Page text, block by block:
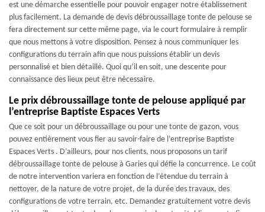
est une démarche essentielle pour pouvoir engager notre établissement
plus facilement. La demande de devis débroussaillage tonte de pelouse se
fera directement sur cette même page, via le court formulaire à remplir
que nous mettons à votre disposition. Pensez à nous communiquer les
configurations du terrain afin que nous puissions établir un devis
personnalisé et bien détaillé. Quoi qu’il en soit, une descente pour
connaissance des lieux peut être nécessaire.
Le prix débroussaillage tonte de pelouse appliqué par
l’entreprise Baptiste Espaces Verts
Que ce soit pour un débroussaillage ou pour une tonte de gazon, vous
pouvez entièrement vous fier au savoir-faire de l’entreprise Baptiste
Espaces Verts . D’ailleurs, pour nos clients, nous proposons un tarif
débroussaillage tonte de pelouse à Garies qui défie la concurrence. Le coût
de notre intervention variera en fonction de l’étendue du terrain à
nettoyer, de la nature de votre projet, de la durée des travaux, des
configurations de votre terrain, etc. Demandez gratuitement votre devis